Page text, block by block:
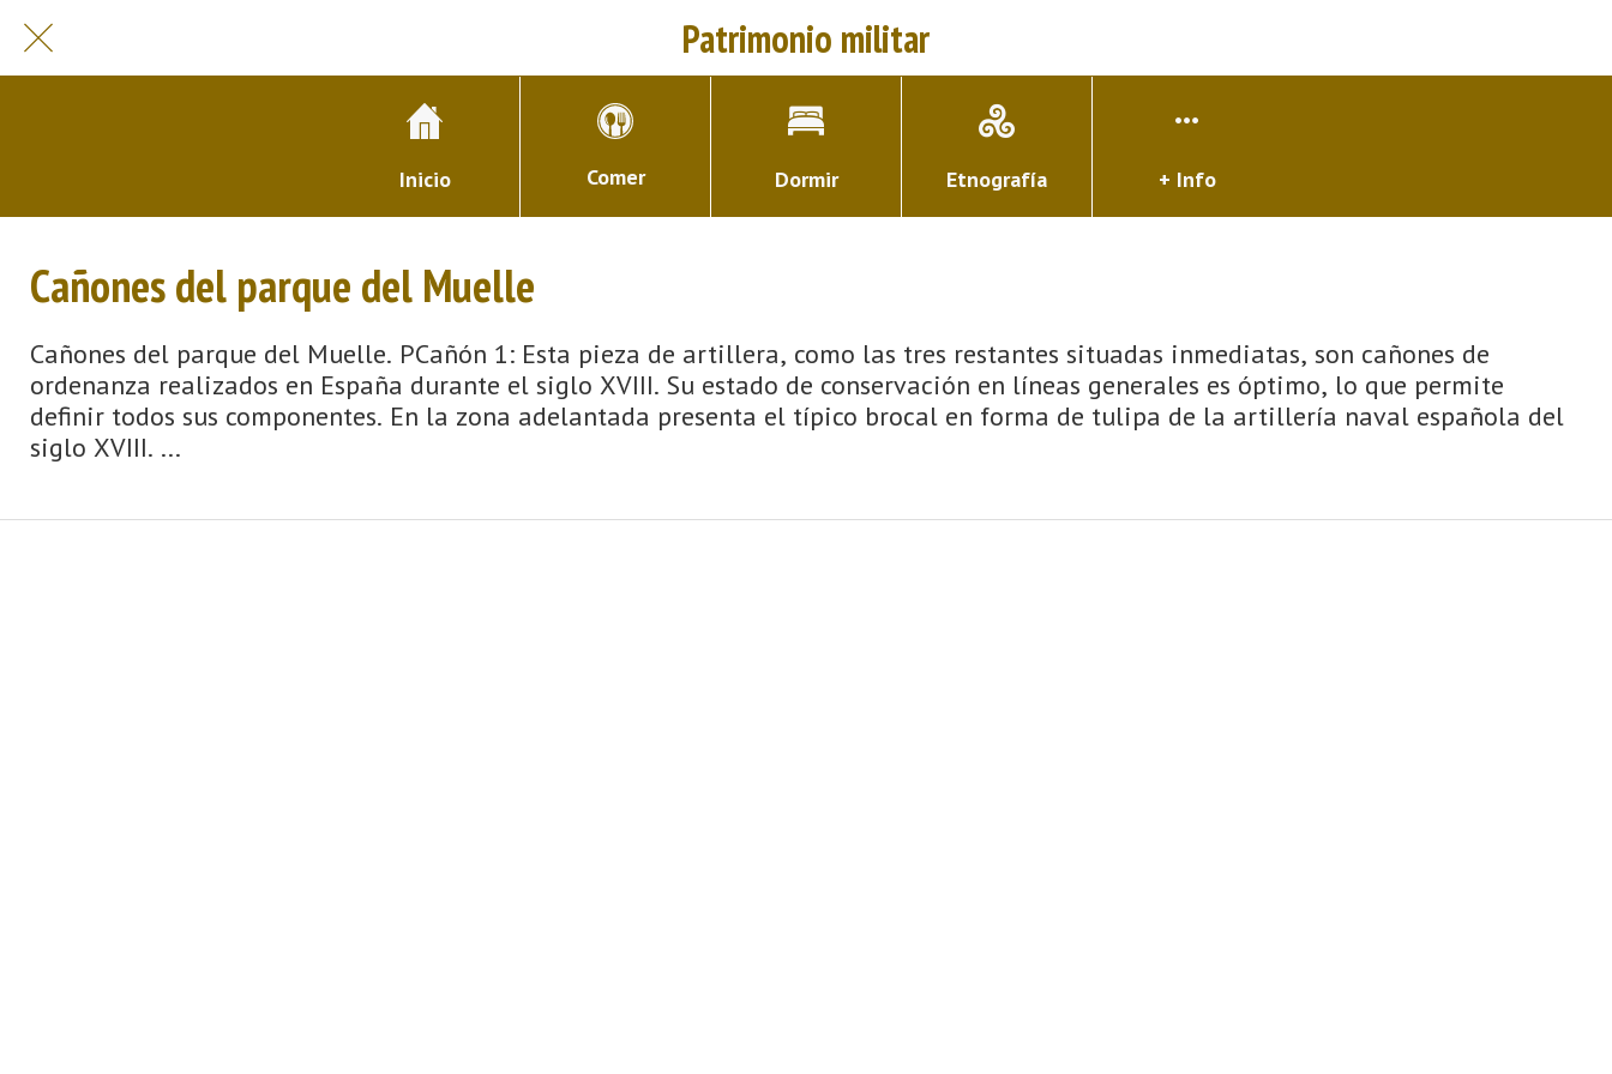
Patrimonio militar
Inicio Comer Dormir Etnografía + Info
Cañones del parque del Muelle
Cañones del parque del Muelle. PCañón 1: Esta pieza de artillera, como las tres restantes situadas inmediatas, son cañones de
ordenanza realizados en España durante el siglo XVIII. Su estado de conservación en líneas generales es óptimo, lo que permite
definir todos sus componentes. En la zona adelantada presenta el típico brocal en forma de tulipa de la artillería naval española del
siglo XVIII. ...